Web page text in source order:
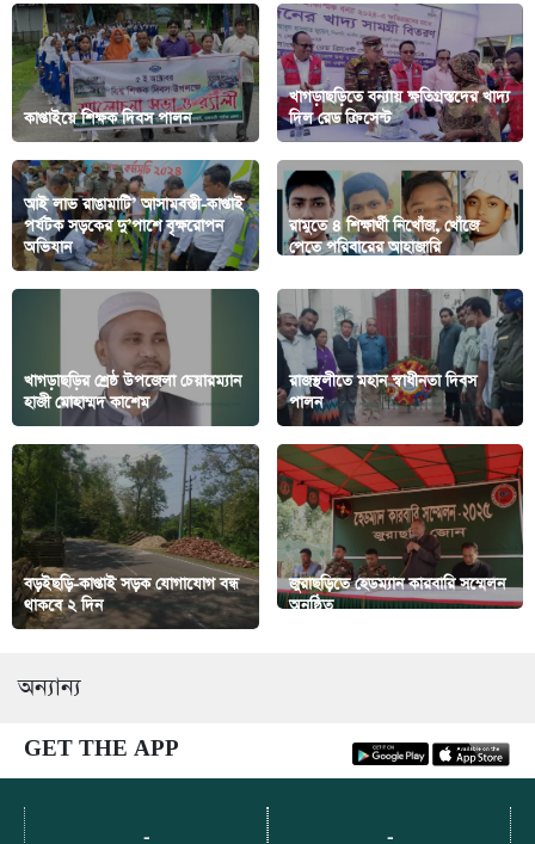
কাপ্তাইয়ে শিক্ষক দিবস পালন
খাগড়াছড়িতে বন্যায় ক্ষতিগ্রস্তদের খাদ্য
দিল রেড ক্রিসেন্ট
আই লাভ রাঙামাটি’ আসামবস্তী-কাপ্তাই
পর্যটক সড়কের দু’পাশে বৃক্ষরোপন
অভিযান
রামুতে ৪ শিক্ষার্থী নিখোঁজ, খোঁজে
পেতে পরিবারের আহাজারি
খাগড়াছড়ির শ্রেষ্ঠ উপজেলা চেয়ারম্যান
হাজী মোহাম্মদ কাশেম
রাজস্থলীতে মহান স্বাধীনতা দিবস
পালন
বড়ইছড়ি-কাপ্তাই সড়ক যোগাযোগ বন্ধ
থাকবে ২ দিন
জুরাছড়িতে হেডম্যান কারবারি সম্মেলন
অনুষ্ঠিত
অন্যান্য
GET THE APP
- -